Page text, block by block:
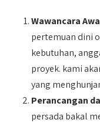
Wawancara
pertemuan dini
kebutuhan,
proyek. kami
yang
Perancangan
persada bakal